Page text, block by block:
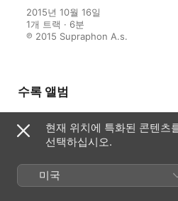
2015년 10월 16일
1개 트랙 · 6분
℗ 2015 Supraphon A.s.
수록 앨범
Bach,
Chopin,
Recital Prague
현재 위치에 특화된 콘텐츠
선택하십시오.
미국